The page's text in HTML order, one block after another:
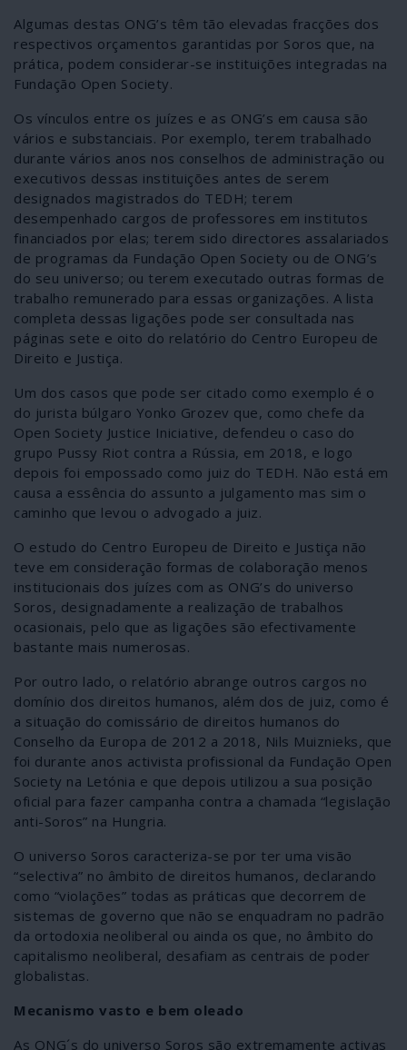
Algumas destas ONG’s têm tão elevadas fracções dos
respectivos orçamentos garantidas por Soros que, na
prática, podem considerar-se instituições integradas na
Fundação Open Society.
Os vínculos entre os juízes e as ONG’s em causa são
vários e substanciais. Por exemplo, terem trabalhado
durante vários anos nos conselhos de administração ou
executivos dessas instituições antes de serem
designados magistrados do TEDH; terem
desempenhado cargos de professores em institutos
financiados por elas; terem sido directores assalariados
de programas da Fundação Open Society ou de ONG’s
do seu universo; ou terem executado outras formas de
trabalho remunerado para essas organizações. A lista
completa dessas ligações pode ser consultada nas
páginas sete e oito do relatório do Centro Europeu de
Direito e Justiça.
Um dos casos que pode ser citado como exemplo é o
do jurista búlgaro Yonko Grozev que, como chefe da
Open Society Justice Iniciative, defendeu o caso do
grupo Pussy Riot contra a Rússia, em 2018, e logo
depois foi empossado como juiz do TEDH. Não está em
causa a essência do assunto a julgamento mas sim o
caminho que levou o advogado a juiz.
O estudo do Centro Europeu de Direito e Justiça não
teve em consideração formas de colaboração menos
institucionais dos juízes com as ONG’s do universo
Soros, designadamente a realização de trabalhos
ocasionais, pelo que as ligações são efectivamente
bastante mais numerosas.
Por outro lado, o relatório abrange outros cargos no
domínio dos direitos humanos, além dos de juiz, como é
a situação do comissário de direitos humanos do
Conselho da Europa de 2012 a 2018, Nils Muiznieks, que
foi durante anos activista profissional da Fundação Open
Society na Letónia e que depois utilizou a sua posição
oficial para fazer campanha contra a chamada “legislação
anti-Soros” na Hungria.
O universo Soros caracteriza-se por ter uma visão
“selectiva” no âmbito de direitos humanos, declarando
como “violações” todas as práticas que decorrem de
sistemas de governo que não se enquadram no padrão
da ortodoxia neoliberal ou ainda os que, no âmbito do
capitalismo neoliberal, desafiam as centrais de poder
globalistas.
Mecanismo vasto e bem oleado
As ONG´s do universo Soros são extremamente activas